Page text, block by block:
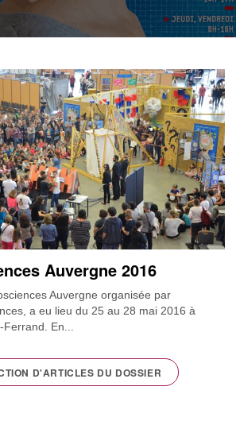
Auvergne 2016
Auvergne organisée par
a eu lieu du 25 au 28 mai 2016 à
En...
D'ARTICLES DU DOSSIER